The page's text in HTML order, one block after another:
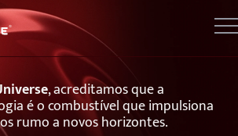
, acreditamos que a
é o combustível que impulsiona
rumo a novos horizontes.